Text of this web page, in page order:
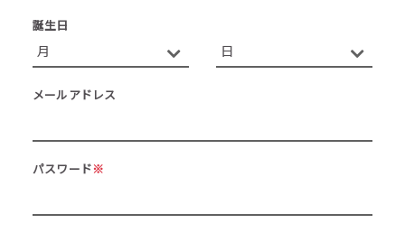
誕生日
メールアドレス
パスワード※